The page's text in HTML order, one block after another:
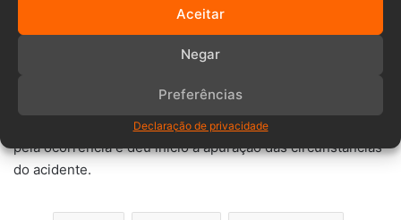
Aceitar
Negar
Preferências
Declaração de privacidade
A Polícia Rodoviária Estadual assumiu a responsabilidade
pela ocorrência e deu início à apuração das circunstâncias
do acidente.